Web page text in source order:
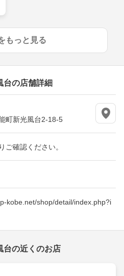
もっと見る
台の店舗詳細
町新光風台2-18-5
ご確認ください。
kobe.net/shop/detail/index.php?i
台の近くのお店